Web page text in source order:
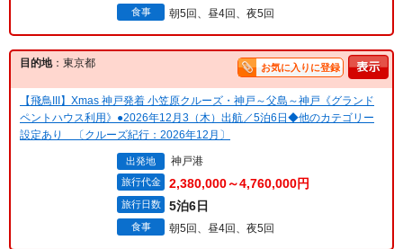
食事 朝5回、昼4回、夜5回
目的地：東京都 お気に入りに登録
【飛鳥III】Xmas 神戸発着 小笠原クルーズ・神戸～父島～神戸《グランド
ペントハウス利用》●2026年12月3（木）出航／5泊6日◆他のカテゴリー
設定あり 〔クルーズ紀行：2026年12月〕
出発地 神戸港
旅行代金 2,380,000～4,760,000円
旅行日数 5泊6日
食事 朝5回、昼4回、夜5回